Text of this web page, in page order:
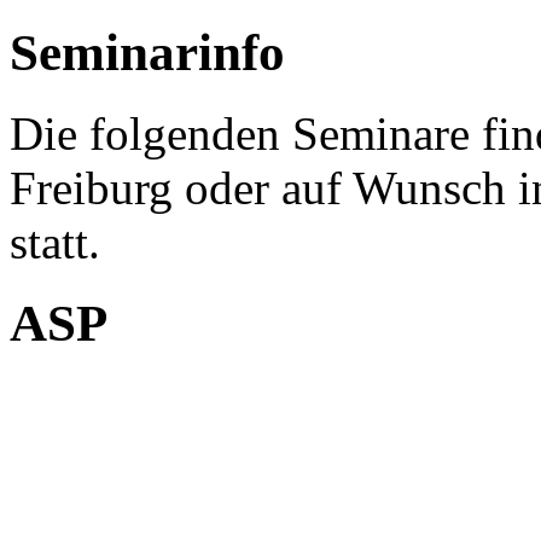
Seminarinfo
Die folgenden Seminare
Freiburg oder auf Wunsch
statt.
ASP